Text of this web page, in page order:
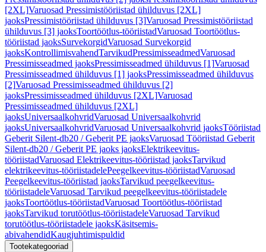
[2XL]Varuosad Pressimistööriistad ühilduvus [2XL]
jaoksPressimistööriistad ühilduvus [3]Varuosad Pressimistööriistad
ühilduvus [3] jaoksToortöötlus-tööriistadVaruosad Toortöötlus-
tööriistad jaoksSurvekorgidVaruosad Survekorgid
jaoksKontrollimisvahendTarvikudPressimisseadmedVaruosad
Pressimisseadmed jaoksPressimisseadmed ühilduvus [1]Varuosad
Pressimisseadmed ühilduvus [1] jaoksPressimisseadmed ühilduvus
[2]Varuosad Pressimisseadmed ühilduvus [2]
jaoksPressimisseadmed ühilduvus [2XL]Varuosad
Pressimisseadmed ühilduvus [2XL]
jaoksUniversaalkohvridVaruosad Universaalkohvrid
jaoksUniversaalkohvridVaruosad Universaalkohvrid jaoksTööriistad
Geberit Silent-db20 / Geberit PE jaoksVaruosad Tööriistad Geberit
Silent-db20 / Geberit PE jaoks jaoksElektrikeevitus-
tööriistadVaruosad Elektrikeevitus-tööriistad jaoksTarvikud
elektrikeevitus-tööriistadelePeegelkeevitus-tööriistadVaruosad
Peegelkeevitus-tööriistad jaoksTarvikud peegelkeevitus-
tööriistadeleVaruosad Tarvikud peegelkeevitus-tööriistadele
jaoksToortöötlus-tööriistadVaruosad Toortöötlus-tööriistad
jaoksTarvikud torutöötlus-tööriistadeleVaruosad Tarvikud
torutöötlus-tööriistadele jaoksKäsitsemis-
abivahendidKaugjuhtimispuldid
Tootekategooriad